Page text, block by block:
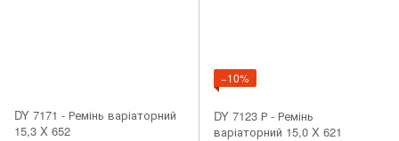
DY 7171 - Ремінь варіаторний
15,3 X 652
−10%
DY 7123 Р - Ремінь
варіаторний 15,0 X 621